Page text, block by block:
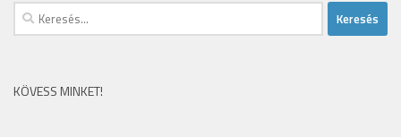
Keresés:
KÖVESS MINKET!